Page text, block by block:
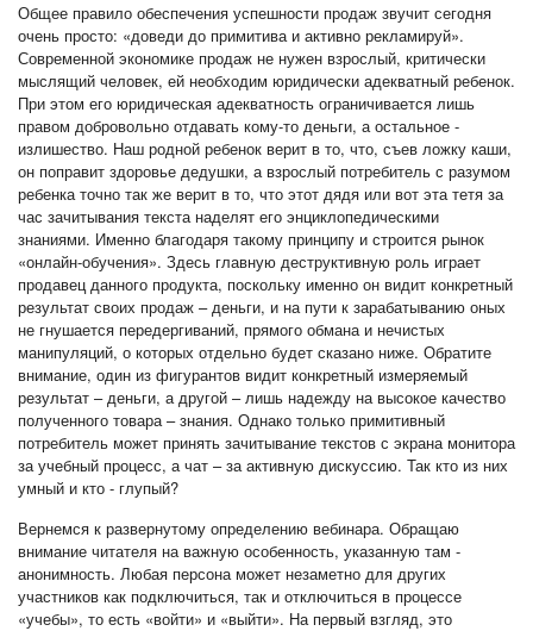
Общее правило обеспечения успешности продаж звучит сегодня
очень просто: «доведи до примитива и активно рекламируй».
Современной экономике продаж не нужен взрослый, критически
мыслящий человек, ей необходим юридически адекватный ребенок.
При этом его юридическая адекватность ограничивается лишь
правом добровольно отдавать кому-то деньги, а остальное -
излишество. Наш родной ребенок верит в то, что, съев ложку каши,
он поправит здоровье дедушки, а взрослый потребитель с разумом
ребенка точно так же верит в то, что этот дядя или вот эта тетя за
час зачитывания текста наделят его энциклопедическими
знаниями. Именно благодаря такому принципу и строится рынок
«онлайн-обучения». Здесь главную деструктивную роль играет
продавец данного продукта, поскольку именно он видит конкретный
результат своих продаж – деньги, и на пути к зарабатыванию оных
не гнушается передергиваний, прямого обмана и нечистых
манипуляций, о которых отдельно будет сказано ниже. Обратите
внимание, один из фигурантов видит конкретный измеряемый
результат – деньги, а другой – лишь надежду на высокое качество
полученного товара – знания. Однако только примитивный
потребитель может принять зачитывание текстов с экрана монитора
за учебный процесс, а чат – за активную дискуссию. Так кто из них
умный и кто - глупый?
Вернемся к развернутому определению вебинара. Обращаю
внимание читателя на важную особенность, указанную там -
анонимность. Любая персона может незаметно для других
участников как подключиться, так и отключиться в процессе
«учебы», то есть «войти» и «выйти». На первый взгляд, это